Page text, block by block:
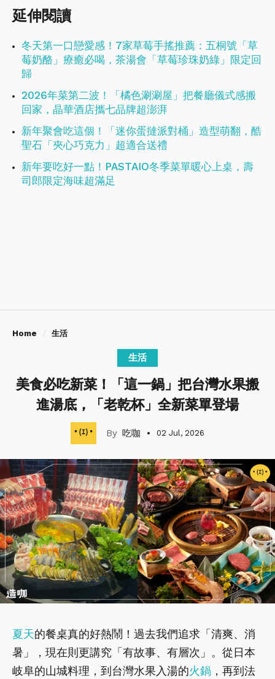
延伸閱讀
冬天第一口戀愛感！7家草莓手搖推薦：五桐號「草
莓奶酪」療癒必喝，茶湯會「草莓珍珠奶綠」限定回
歸
2026年菜第二波！「橘色涮涮屋」把餐廳儀式感搬
回家，晶華酒店攜七品牌超澎湃
新年聚會吃這個！「迷你蛋撻派對桶」造型萌翻，酷
聖石「夾心巧克力」超適合送禮
新年要吃好一點！PASTAIO冬季菜單暖心上桌，壽
司郎限定海味超滿足
Home 生活
生活
美食必吃新菜！「這一鍋」把台灣水果搬
進湯底，「老乾杯」全新菜單登場
吃咖 02 Jul, 2026
夏天的餐桌真的好熱鬧！過去我們追求「清爽、消
暑」，現在則更講究「有故事、有層次」。從日本
岐阜的山城料理，到台灣水果入湯的火鍋 ，再到法